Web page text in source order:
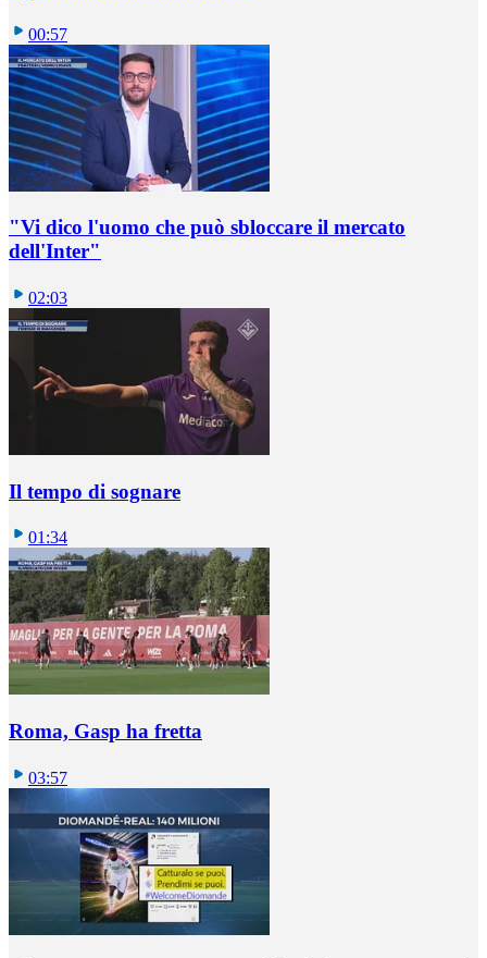
00:57
"Vi dico l'uomo che può sbloccare il mercato
dell'Inter"
02:03
Il tempo di sognare
01:34
Roma, Gasp ha fretta
03:57